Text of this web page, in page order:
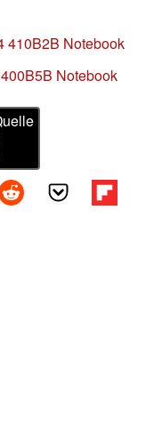
410B2B Notebook
Notebook